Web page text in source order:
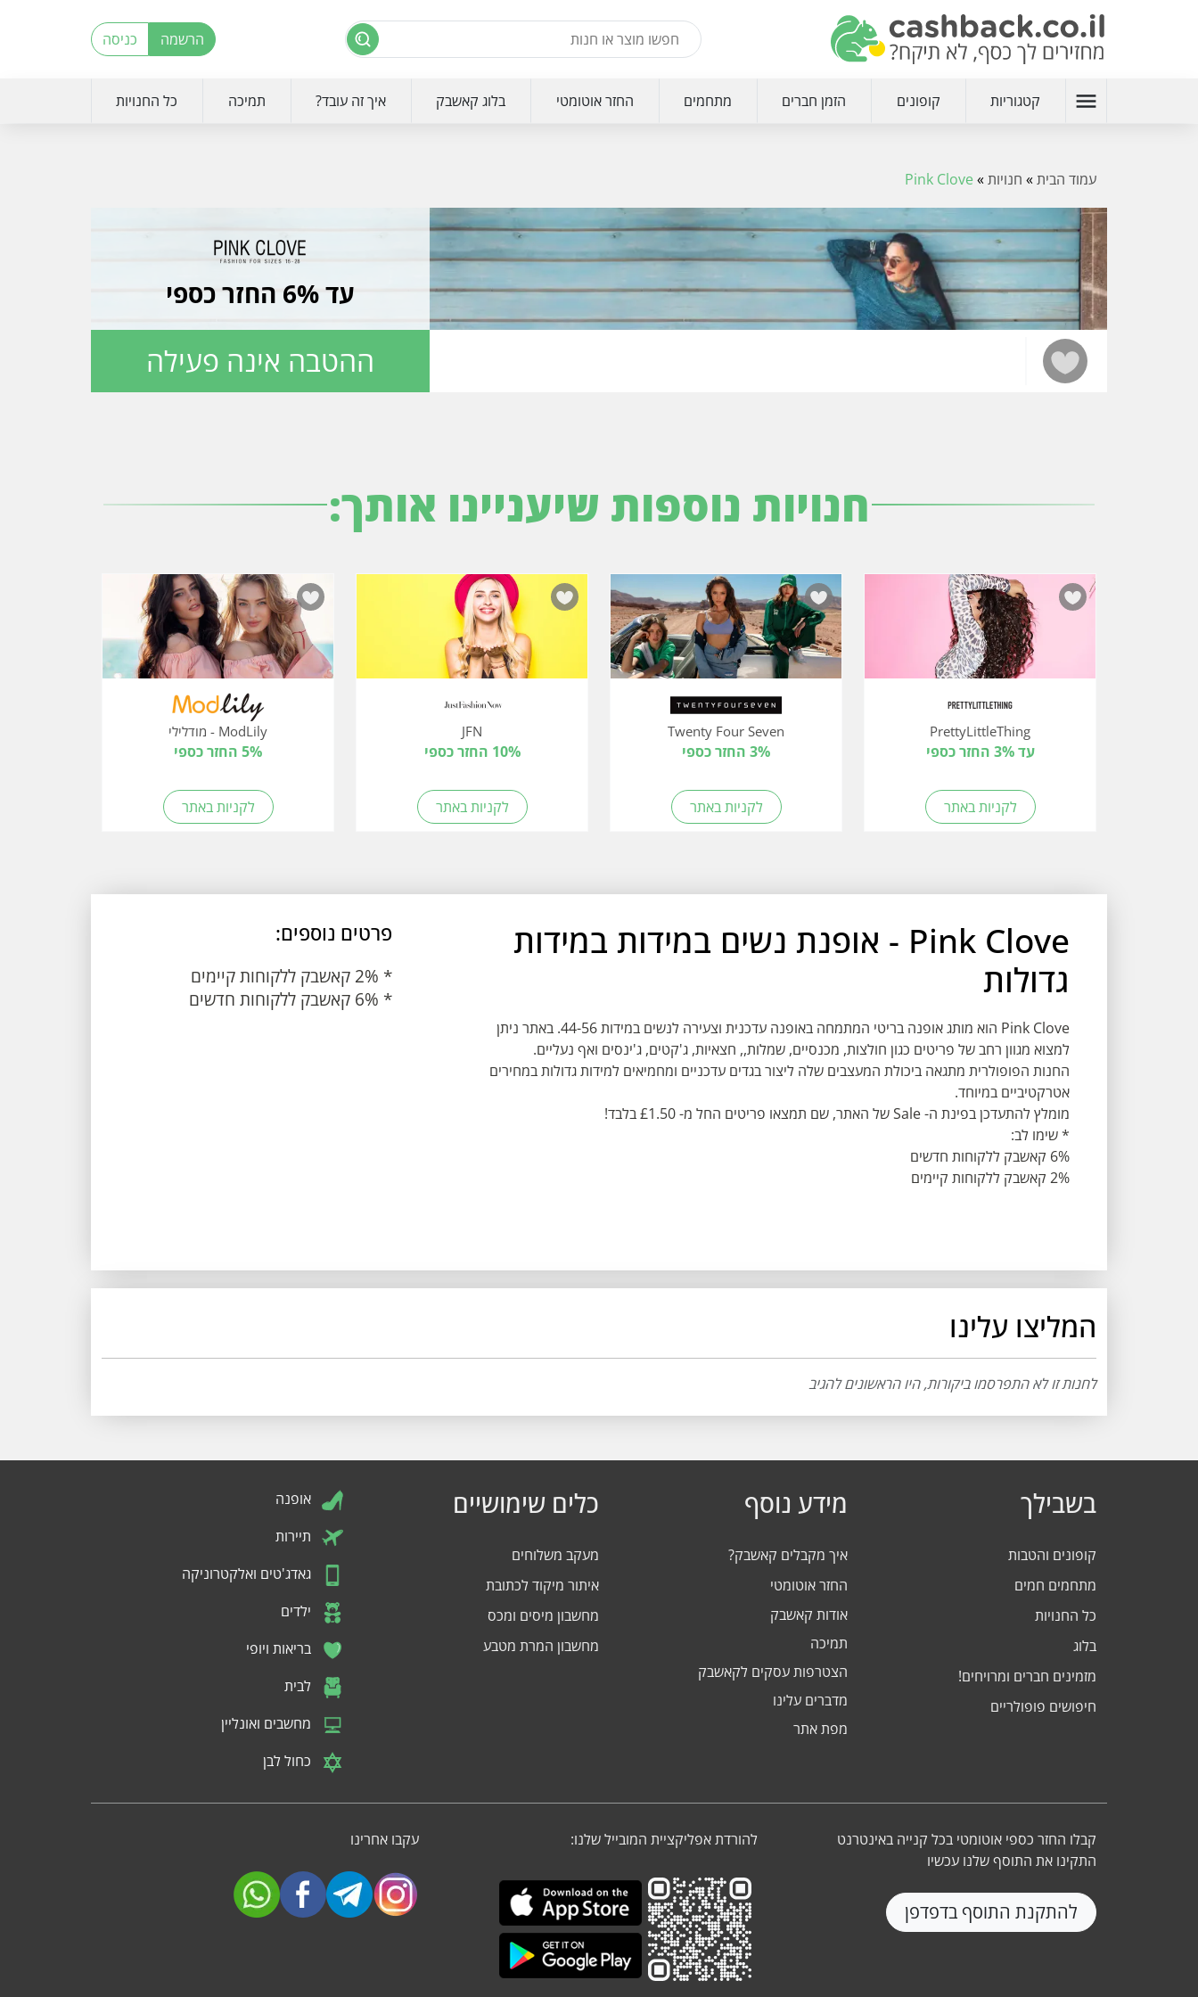
הרשמה כניסה
menu קטגוריות קופונים הזמן חברים מתחמים החזר אוטומטי בלוג קאשבק איך זה עובד? תמיכה כל החנויות
עמוד הבית» חנויות»
Pink Clove
עד 6% החזר כספי
ההטבה אינה פעילה
חנויות נוספות שיעניינו אותך:
PrettyLittleThing
עד 3% החזר כספי
לקניות באתר
Twenty Four Seven
3% החזר כספי
לקניות באתר
JFN
10% החזר כספי
לקניות באתר
ModLily - מודלילי
5% החזר כספי
לקניות באתר
Pink Clove - אופנת נשים במידות במידות
גדולות
Pink Clove הוא מותג אופנה בריטי המתמחה באופנה עדכנית וצעירה לנשים במידות 44-56. באתר ניתן
למצוא מגוון רחב של פריטים כגון חולצות, מכנסיים, שמלות,, חצאיות, ג'קטים, ג'ינסים ואף נעליים.
החנות הפופולרית מתגאה ביכולת המעצבים שלה ליצור בגדים עדכניים ומחמיאים למידות גדולות במחירים
אטרקטיביים במיוחד.
מומלץ להתעדכן בפינת ה- Sale של האתר, שם תמצאו פריטים החל מ- £1.50 בלבד!
* שימו לב:
6% קאשבק ללקוחות חדשים
2% קאשבק ללקוחות קיימים
פרטים נוספים:
* 2% קאשבק ללקוחות קיימים
* 6% קאשבק ללקוחות חדשים
המליצו עלינו
לחנות זו לא התפרסמו ביקורות, היו הראשונים להגיב
בשבילך
קופונים והטבות
מתחמים חמים
כל החנויות
בלוג
מזמינים חברים ומרויחים!
חיפושים פופולריים
מידע נוסף
איך מקבלים קאשבק?
החזר אוטומטי
אודות קאשבק
תמיכה
הצטרפות עסקים לקאשבק
מדברים עלינו
מפת אתר
כלים שימושיים
מעקב משלוחים
איתור מיקוד לכתובת
מחשבון מיסים ומכס
מחשבון המרת מטבע
אופנה
תיירות
גאדג'טים ואלקטרוניקה
ילדים
בריאות ויופי
לבית
מחשבים ואונליין
כחול לבן
קבלו החזר כספי אוטומטי בכל קנייה באינטרנט
התקינו את התוסף שלנו עכשיו
להתקנת התוסף בדפדפן
להורדת אפליקציית המובייל שלנו: עקבו אחרינו